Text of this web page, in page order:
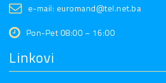
e-mail: euromand@tel.net.ba
Pon-Pet 08:00 – 16:00
Linkovi